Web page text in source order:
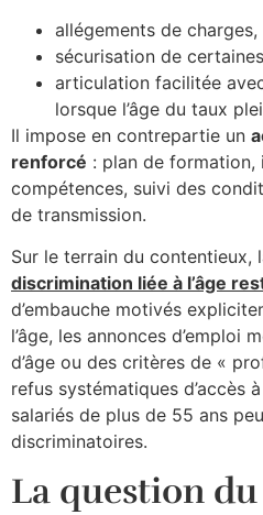
allégements de charges,
sécurisation de
articulation facilitée
lorsque l’âge du taux
Il impose en contrepartie un
renforcé : plan de formation,
compétences, suivi des
de transmission.​
Sur le terrain du contentieux,
discrimination liée à l’âge
d’embauche motivés
l’âge, les annonces d’emploi
d’âge ou des critères de «
refus systématiques d’accès
salariés de plus de 55 ans
discriminatoires.​
La question